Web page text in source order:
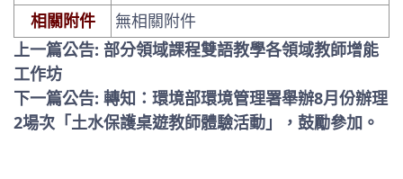
相關附件
無相關附件
上一篇公告: 部分領域課程雙語教學各領域教師增能
工作坊
下一篇公告: 轉知：環境部環境管理署舉辦8月份辦理
2場次「土水保護桌遊教師體驗活動」，鼓勵參加。